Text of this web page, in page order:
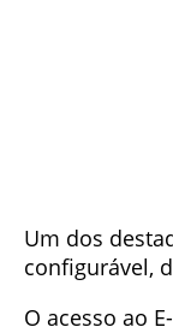
Um dos
configurável,
O acesso ao